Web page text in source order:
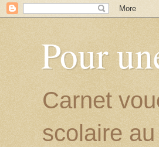
Pour
Carnet
scolaire